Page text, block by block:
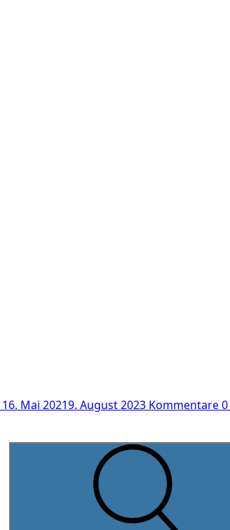
16. Mai 20219. August 2023 Kommentare 0